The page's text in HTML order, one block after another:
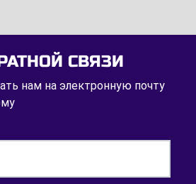
СВЯЗИ
нам на электронную почту